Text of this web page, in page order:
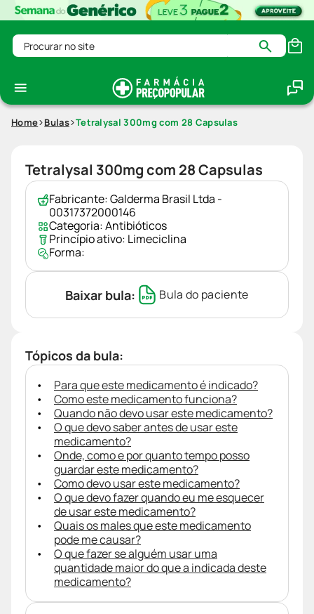
Procurar no site
Home Bulas Tetralysal 300mg com 28 Capsulas
Tetralysal 300mg com 28 Capsulas
Fabricante:Galderma Brasil Ltda -
00317372000146
Categoria:Antibióticos
Princípio ativo: Limeciclina
Forma:
Baixar bula: Bula do paciente
Tópicos da bula:
Para que este medicamento é indicado?
Como este medicamento funciona?
Quando não devo usar este medicamento?
O que devo saber antes de usar este
medicamento?
Onde, como e por quanto tempo posso
guardar este medicamento?
Como devo usar este medicamento?
O que devo fazer quando eu me esquecer
de usar este medicamento?
Quais os males que este medicamento
pode me causar?
O que fazer se alguém usar uma
quantidade maior do que a indicada deste
medicamento?